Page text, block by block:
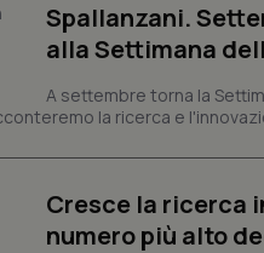
Spallanzani.
alla Settimana
A settembre torna la
la ricerca e
Cresce la ricerca
numero più alto
Nome